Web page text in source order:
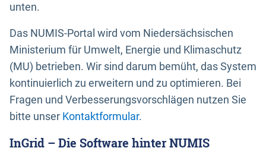
unten.
Das NUMIS-Portal wird vom Niedersächsischen
Ministerium für Umwelt, Energie und Klimaschutz
(MU) betrieben. Wir sind darum bemüht, das System
kontinuierlich zu erweitern und zu optimieren. Bei
Fragen und Verbesserungsvorschlägen nutzen Sie
bitte unser Kontaktformular.
InGrid – Die Software hinter NUMIS